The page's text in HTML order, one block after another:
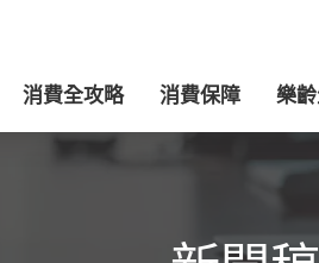
消費全攻略 消費保障 樂